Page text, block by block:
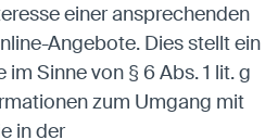
einer ansprechenden
Angebote. Dies stellt ein
Sinne von § 6 Abs. 1 lit. g
zum Umgang mit
in der